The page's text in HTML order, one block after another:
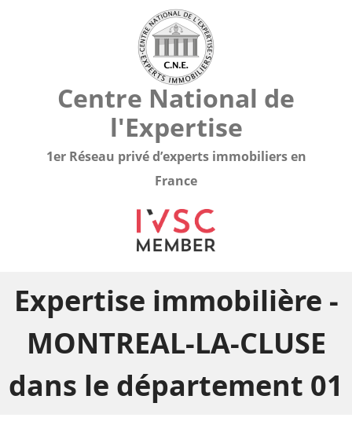
Centre National de
l'Expertise
1er Réseau privé d’experts immobiliers en
France
Expertise immobilière -
MONTREAL-LA-CLUSE
dans le département 01